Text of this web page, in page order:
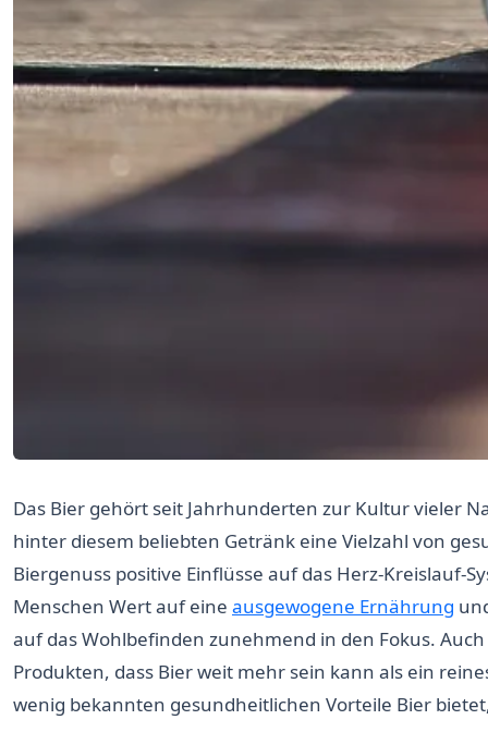
Das Bier gehört seit Jahrhunderten zur Kultur vieler
hinter diesem beliebten Getränk eine Vielzahl von
Biergenuss positive Einflüsse auf das Herz-
Menschen Wert auf eine ausgewogene Ernährung
auf das Wohlbefinden zunehmend in den Fokus.
Produkten, dass Bier weit mehr sein kann als ein
wenig bekannten gesundheitlichen Vorteile Bier